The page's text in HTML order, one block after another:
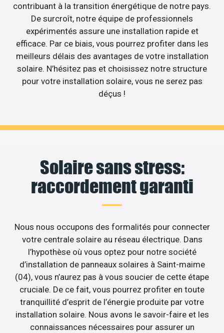
contribuant à la transition énergétique de notre pays.
De surcroît, notre équipe de professionnels
expérimentés assure une installation rapide et
efficace. Par ce biais, vous pourrez profiter dans les
meilleurs délais des avantages de votre installation
solaire. N’hésitez pas et choisissez notre structure
pour votre installation solaire, vous ne serez pas
déçus !
Solaire sans stress:
raccordement garanti
Nous nous occupons des formalités pour connecter
votre centrale solaire au réseau électrique. Dans
l’hypothèse où vous optez pour notre société
d’installation de panneaux solaires à Saint-maime
(04), vous n’aurez pas à vous soucier de cette étape
cruciale. De ce fait, vous pourrez profiter en toute
tranquillité d’esprit de l’énergie produite par votre
installation solaire. Nous avons le savoir-faire et les
connaissances nécessaires pour assurer un